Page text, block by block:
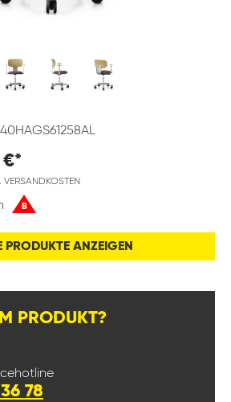
€*
VERSANDKOSTEN
B
PRODUKTE ANZEIGEN
PRODUKT?
78